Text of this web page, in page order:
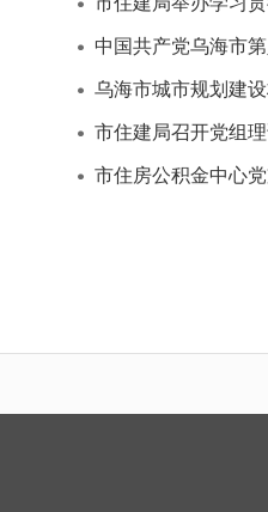
中国共产党乌海市
乌海市城市规划建
市住建局召开党组
市住房公积金中心